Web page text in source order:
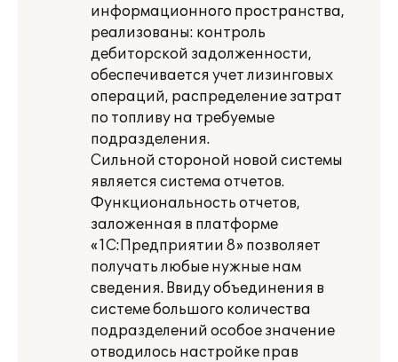
информационного пространства,
реализованы: контроль
дебиторской задолженности,
обеспечивается учет лизинговых
операций, распределение затрат
по топливу на требуемые
подразделения.
Сильной стороной новой системы
является система отчетов.
Функциональность отчетов,
заложенная в платформе
«1С:Предприятии 8» позволяет
получать любые нужные нам
сведения. Ввиду объединения в
системе большого количества
подразделений особое значение
отводилось настройке прав